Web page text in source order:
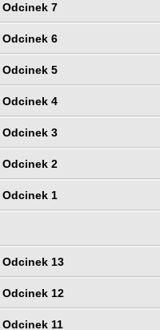
Odcinek 7
Odcinek 6
Odcinek 5
Odcinek 4
Odcinek 3
Odcinek 2
Odcinek 1
Odcinek 13
Odcinek 12
Odcinek 11